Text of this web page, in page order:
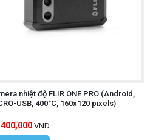
Email:vantien2307@gmail.com
Website:
Điện thoại:0934.616.395
nhiệt độ FLIR ONE PRO (Android,
USB, 400°C, 160x120 pixels)
VND